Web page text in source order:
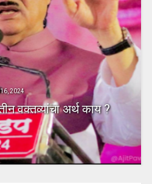
2024
वक्तव्यांचा अर्थ काय ?